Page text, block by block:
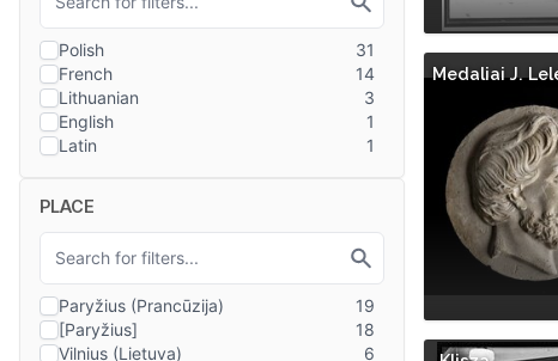
PLACE
Medaliai J.